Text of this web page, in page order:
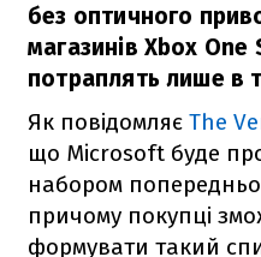
без оптичного
магазинів Xbox
потраплять лише в
Як повідомляє The
що Microsoft буде
набором
причому покупці
формувати такий